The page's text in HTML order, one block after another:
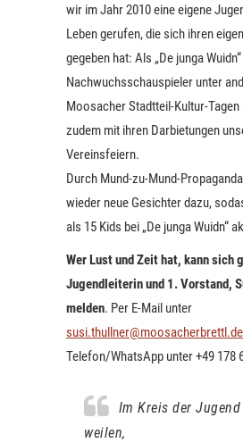
wir im Jahr 2010 eine eigene
Leben gerufen, die sich ihren
gegeben hat: Als „De junga
Nachwuchsschauspieler unter
Moosacher Stadtteil-Kultur-
zudem mit ihren Darbietungen
Vereinsfeiern.
Durch Mund-zu-Mund-
wieder neue Gesichter dazu,
als 15 Kids bei „De junga Wuidn“
Wer Lust und Zeit hat, kann sich
Jugendleiterin und 1. Vorstand,
melden. Per E-Mail unter
susi.thullner@moosacherbrettl.de
Telefon/WhatsApp unter +49 178
Im Kreis der
weilen,